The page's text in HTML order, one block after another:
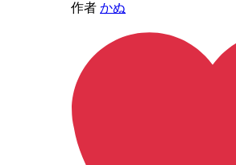
作者 かぬ